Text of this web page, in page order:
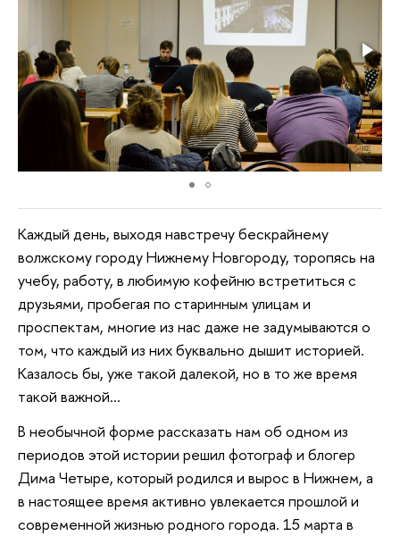
Каждый день, выходя навстречу бескрайнему
волжскому городу Нижнему Новгороду, торопясь на
учебу, работу, в любимую кофейню встретиться с
друзьями, пробегая по старинным улицам и
проспектам, многие из нас даже не задумываются о
том, что каждый из них буквально дышит историей.
Казалось бы, уже такой далекой, но в то же время
такой важной…
В необычной форме рассказать нам об одном из
периодов этой истории решил фотограф и блогер
Дима Четыре, который родился и вырос в Нижнем, а
в настоящее время активно увлекается прошлой и
современной жизнью родного города. 15 марта в